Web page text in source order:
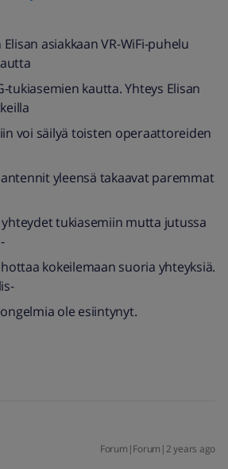
asiakkaan VR-WiFi-puhelu
tukiasemien kautta. Yhteys Elisan
voi säilyä toisten operaattoreiden
yleensä takaavat paremmat
tukiasemiin mutta jutussa
kokeilemaan suoria yhteyksiä.
ole esiintynyt.
Forum|Forum|2 years ago